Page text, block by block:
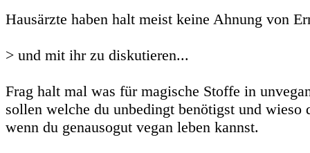
Hausärzte haben halt meist keine Ahnung von
> und mit ihr zu diskutieren...
Frag halt mal was für magische Stoffe in
sollen welche du unbedingt benötigst und wieso
wenn du genausogut vegan leben kannst.